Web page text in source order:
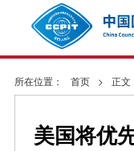
所在位置： 首页 > 正文
美国将优